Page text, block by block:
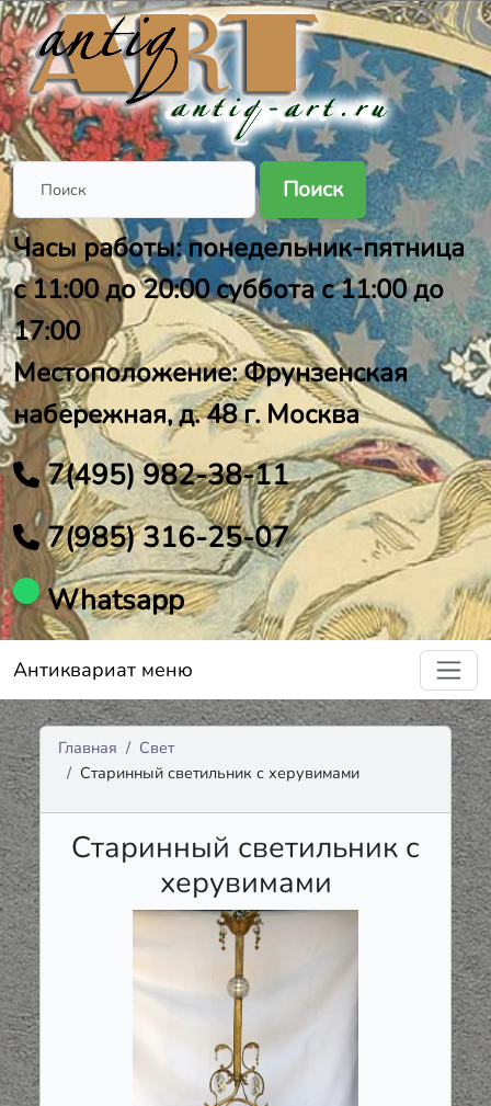
Поиск
Часы работы: понедельник-пятница
с 11:00 до 20:00 суббота с 11:00 до
17:00
Местоположение: Фрунзенская
набережная, д. 48 г. Москва
7(495) 982-38-11
7(985) 316-25-07
Whatsapp
Антиквариат меню
Главная
Свет
Старинный светильник с херувимами
Старинный светильник с
херувимами